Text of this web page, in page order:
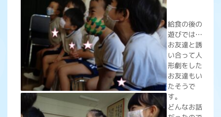
給食の後の
遊びでは…
お友達と誘
い合って人
形劇をした
お友達もい
たそうで
す。
どんなお話